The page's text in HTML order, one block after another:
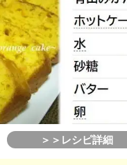
＞＞レシピ詳細